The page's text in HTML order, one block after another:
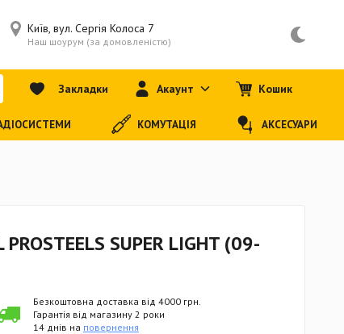
SUPER LIGHT (09-
Безкоштовна доставка від 4000 грн.
Гарантія від магазину 2 роки
14 днів на повернення
Київ, вул. Сергія Колоса 7
Наш шоурум (за домовленістю)
Закладки Акаунт Кошик
КОМУТАЦІЯ АКСЕСУАРИ